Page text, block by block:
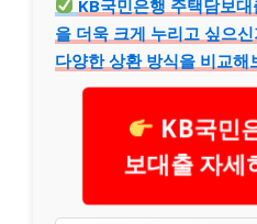
KB국민은행 주택담보
을 더욱 크게 누리고 싶으
다양한 상환 방식을 비교해
KB국민
보대출 자세